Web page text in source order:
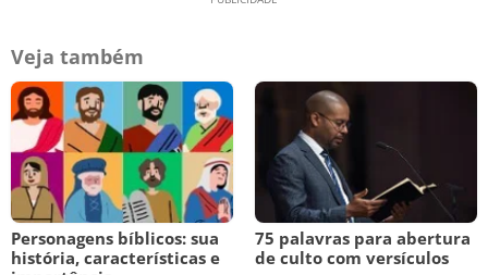
Veja também
Personagens bíblicos: sua
história, características e
75 palavras para abertura
de culto com versículos